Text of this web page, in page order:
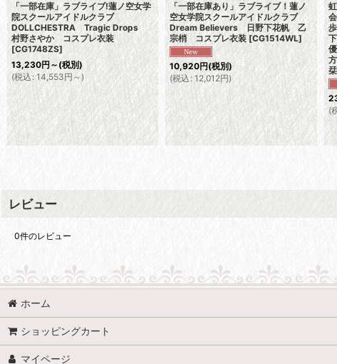
「一部在庫」ラブライブ!蓮ノ空女学
院スクールアイドルクラブ
DOLLCHESTRA Tragic Drops
村野さやか コスプレ衣装
[CG1748ZS]
13,230円 ～(税別)
(税込: 14,553円～)
「一部在庫あり」ラブライブ！蓮ノ
空女学院スクールアイドルクラブ
Dream Believers 日野下花帆 乙
宗梢 コスプレ衣装 [CG1514WL]
10,920円(税別)
(税込: 12,012円)
(
レビュー
0件のレビュー
ホーム
ショッピングカート
マイページ